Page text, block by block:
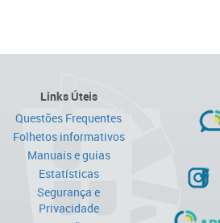
Links Úteis
Questões Frequentes
Folhetos informativos
Manuais e guias
Estatísticas
Segurança e
Privacidade